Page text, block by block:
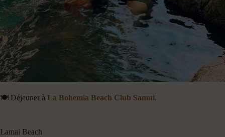
🍽️ Déjeuner à La Bohemia Beach Club Samui.
Lamai Beach